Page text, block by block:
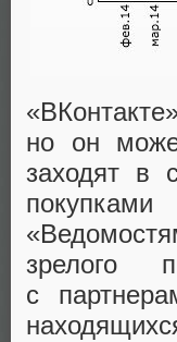
«
но он
заходят в
покупками
«
зрелого
с